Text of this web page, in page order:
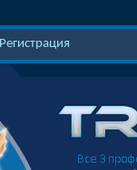
Регистрация